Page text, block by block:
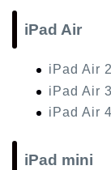
iPad Air
iPad Air
iPad Air
iPad Air
iPad mini